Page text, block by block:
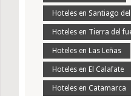
Hoteles en Santiago
Hoteles en Tierra del
Hoteles en Las Leñas
Hoteles en El Calafate
Hoteles en Catamarca